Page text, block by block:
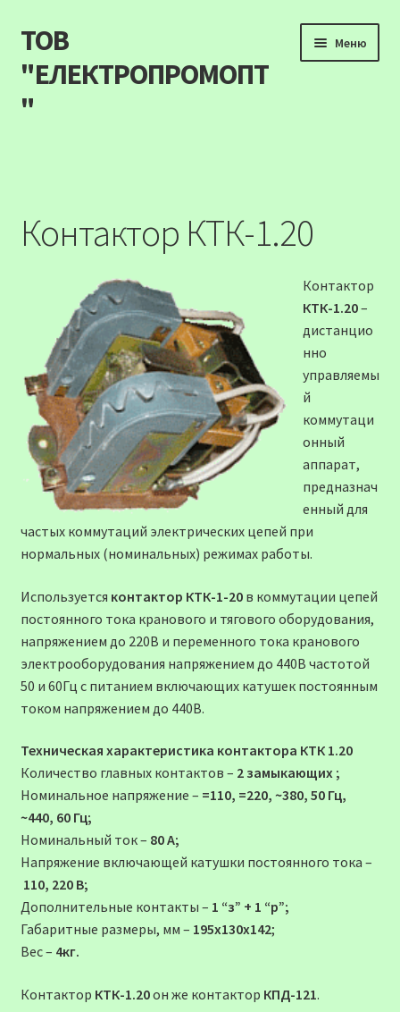
Перейти
до
навігації
Перейти
до
вмісту
ТОВ
"ЕЛЕКТРОПРОМОПТ
"
Меню
Прайс
Про компанію
Карта сайту
Контактор КТК-1.20
Контактор
КТК-1.20–
дистанцио
нно
управляемы
й
коммутаци
онный
аппарат,
предназнач
енный для
частых коммутаций электрических цепей при
нормальных (номинальных) режимах работы.
Используется контактор КТК-1-20в коммутации цепей
постоянного тока кранового и тягового оборудования,
напряжением до 220В и переменного тока кранового
электрооборудования напряжением до 440В частотой
50 и 60Гц с питанием включающих катушек постоянным
током напряжением до 440В.
Техническая характеристика контактора КТК 1.20
Количество главных контактов – 2 замыкающих ;
Номинальное напряжение – =110, =220, ~380, 50 Гц,
~440, 60 Гц;
Номинальный ток – 80 А;
Напряжение включающей катушки постоянного тока –
110, 220 В;
Дополнительные контакты – 1 “з” + 1 “р”;
Габаритные размеры, мм – 195х130х142;
Вес – 4кг.
Контактор КТК-1.20он же контактор КПД-121.